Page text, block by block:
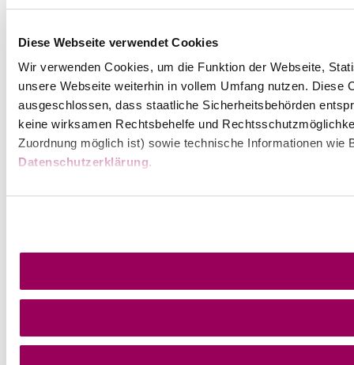
Diese Webseite verwendet Cookies
Wir verwenden Cookies, um die Funktion der Webseite,
unsere Webseite weiterhin in vollem Umfang nutzen.
ausgeschlossen, dass staatliche Sicherheitsbehörden
keine wirksamen Rechtsbehelfe und
Zuordnung möglich ist) sowie technische Informationen
Datenschutzerklärung.